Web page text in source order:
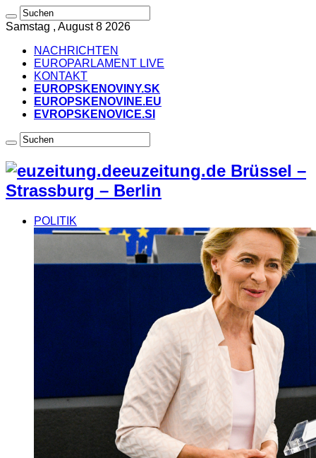
Samstag , August 8 2026
NACHRICHTEN
EUROPARLAMENT LIVE
KONTAKT
EUROPSKENOVINY.SK
EUROPSKENOVINE.EU
EVROPSKENOVICE.SI
euzeitung.de Brüssel –
Strassburg – Berlin
POLITIK